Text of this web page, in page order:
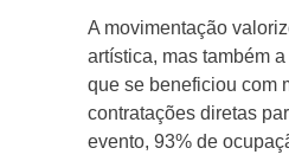
A movimentação
artística, mas também
que se beneficiou com
contratações diretas
evento, 93% de